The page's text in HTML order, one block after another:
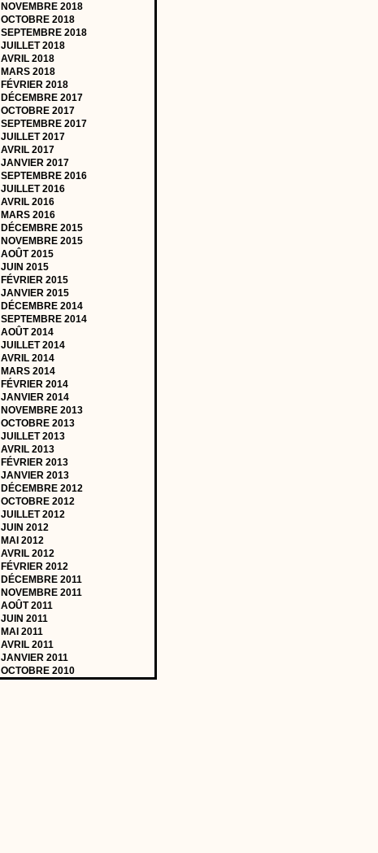
NOVEMBRE 2018
OCTOBRE 2018
SEPTEMBRE 2018
JUILLET 2018
AVRIL 2018
MARS 2018
FÉVRIER 2018
DÉCEMBRE 2017
OCTOBRE 2017
SEPTEMBRE 2017
JUILLET 2017
AVRIL 2017
JANVIER 2017
SEPTEMBRE 2016
JUILLET 2016
AVRIL 2016
MARS 2016
DÉCEMBRE 2015
NOVEMBRE 2015
AOÛT 2015
JUIN 2015
FÉVRIER 2015
JANVIER 2015
DÉCEMBRE 2014
SEPTEMBRE 2014
AOÛT 2014
JUILLET 2014
AVRIL 2014
MARS 2014
FÉVRIER 2014
JANVIER 2014
NOVEMBRE 2013
OCTOBRE 2013
JUILLET 2013
AVRIL 2013
FÉVRIER 2013
JANVIER 2013
DÉCEMBRE 2012
OCTOBRE 2012
JUILLET 2012
JUIN 2012
MAI 2012
AVRIL 2012
FÉVRIER 2012
DÉCEMBRE 2011
NOVEMBRE 2011
AOÛT 2011
JUIN 2011
MAI 2011
AVRIL 2011
JANVIER 2011
OCTOBRE 2010